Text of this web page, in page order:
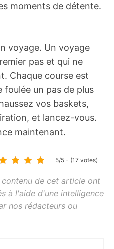
moments de détente.
voyage. Un voyage
pas et qui ne
Chaque course est
un pas de plus
vos baskets,
et lancez-vous.
maintenant.
5/5 - (17 votes)